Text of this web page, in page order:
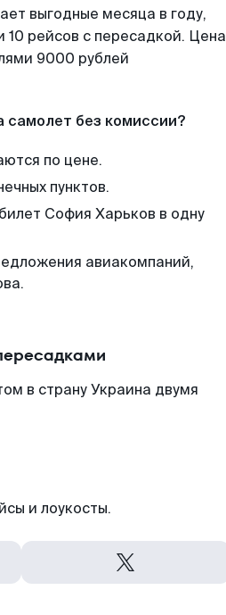
выгодные месяца в году,
рейсов с пересадкой. Цена
9000 рублей
самолет без комиссии?
по цене.
пунктов.
София Харьков в одну
авиакомпаний,
в страну Украина двумя
и лоукосты.